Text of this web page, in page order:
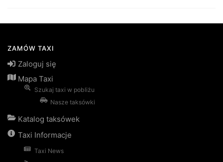
ZAMÓW TAXI
Zaloguj się
Mapa Taxi
Szukaj taxi w pobliżu
Nasze taksówki
Katalog taksówek
Taxi Informacje
Taxi News